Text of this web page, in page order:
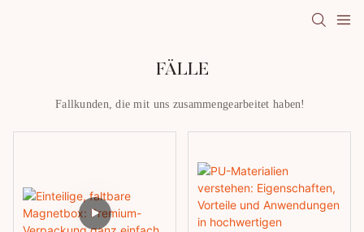
FÄLLE
Fallkunden, die mit uns zusammengearbeitet haben!